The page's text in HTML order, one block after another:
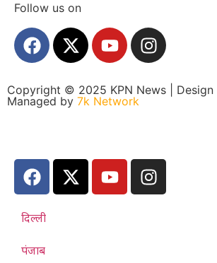
Follow us on
Copyright © 2025 KPN News | Design
Managed by 7k Network
दिल्ली
पंजाब